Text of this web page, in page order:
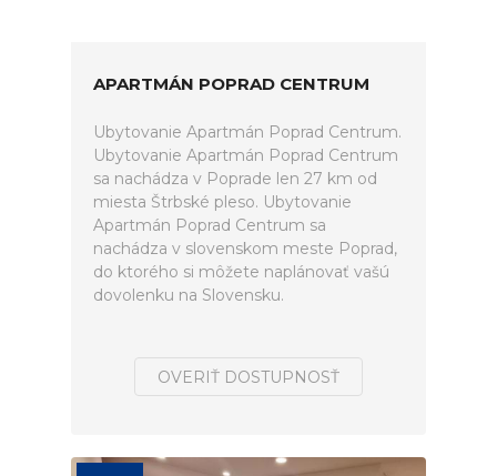
APARTMÁN POPRAD CENTRUM
Ubytovanie Apartmán Poprad Centrum.
Ubytovanie Apartmán Poprad Centrum
sa nachádza v Poprade len 27 km od
miesta Štrbské pleso. Ubytovanie
Apartmán Poprad Centrum sa
nachádza v slovenskom meste Poprad,
do ktorého si môžete naplánovať vašú
dovolenku na Slovensku.
OVERIŤ DOSTUPNOSŤ